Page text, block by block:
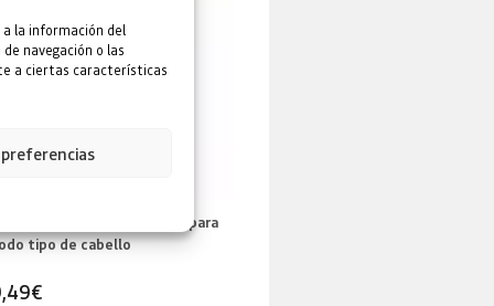
la información del
navegación o las
a ciertas características
Acondicionador de Oblepikha para
tipo de cabello
€